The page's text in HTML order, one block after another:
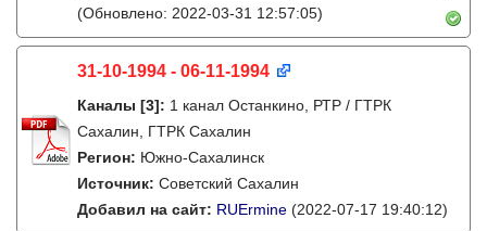
(Обновлено: 2022-03-31 12:57:05)
31-10-1994 - 06-11-1994
Каналы [3]: 1 канал Останкино, РТР / ГТРК
Сахалин, ГТРК Сахалин
Регион: Южно-Сахалинск
Источник: Советский Сахалин
Добавил на сайт: RUErmine (2022-07-17 19:40:12)